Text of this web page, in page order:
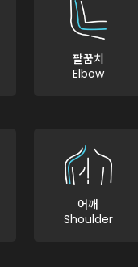
팔꿈치
Elbow
어깨
Shoulder